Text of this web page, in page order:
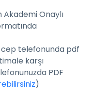
Akademi Onaylı
telefonunda pdf
karşı
PDF
)